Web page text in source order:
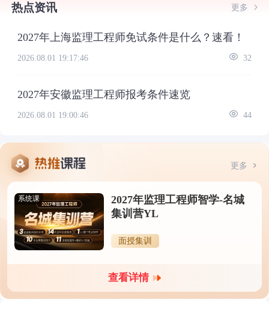
热点资讯 更多
2027年上海监理工程师免试条件是什么？速看！
2026.08.01 19:17:46 32
2027年安徽监理工程师报考条件速览
2026.08.01 19:00:46 44
更多
系统课
2027年监理工程师智学-名城
集训营YL
面授集训
查看详情